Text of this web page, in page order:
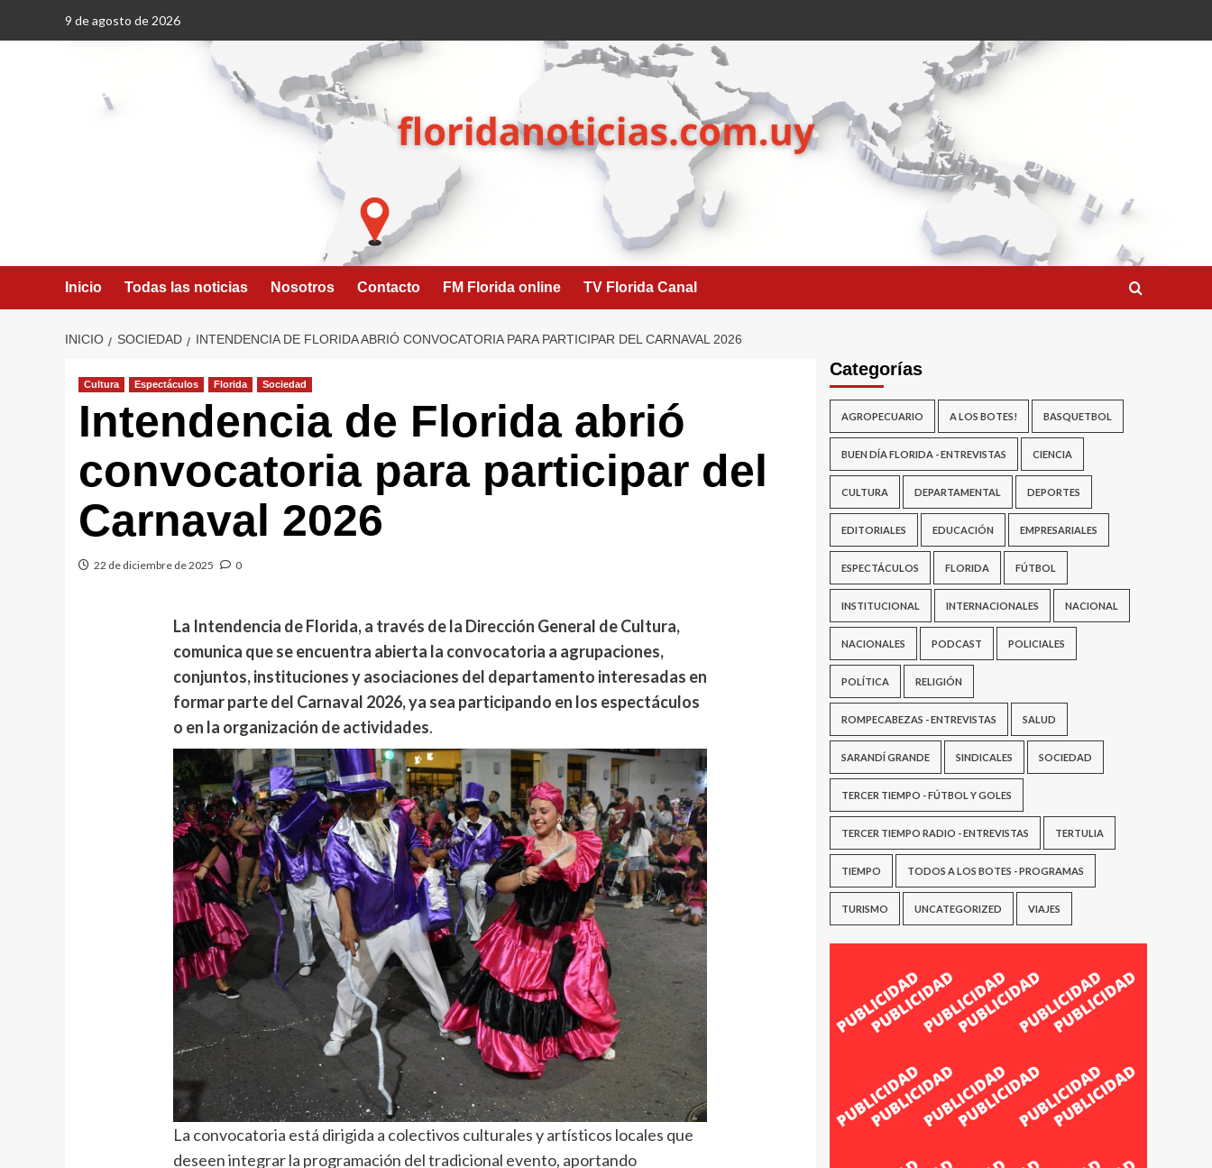
9 de agosto de 2026
Inicio Todas las noticias Nosotros Contacto FM Florida online TV Florida Canal
INICIO SOCIEDAD INTENDENCIA DE FLORIDA ABRIÓ CONVOCATORIA PARA PARTICIPAR DEL CARNAVAL 2026
Cultura Espectáculos Florida Sociedad
Intendencia de Florida abrió
convocatoria para participar del
Carnaval 2026
22 de diciembre de 2025 0
La Intendencia de Florida, a través de la Dirección General de Cultura,
comunica que se encuentra abierta la convocatoria a agrupaciones,
conjuntos, instituciones y asociaciones del departamento interesadas en
formar parte del Carnaval 2026, ya sea participando en los espectáculos
o en la organización de actividades.
La convocatoria está dirigida a colectivos culturales y artísticos locales que
deseen integrar la programación del tradicional evento, aportando
Categorías
AGROPECUARIO A LOS BOTES! BASQUETBOL
BUEN DÍA FLORIDA - ENTREVISTAS CIENCIA
CULTURA DEPARTAMENTAL DEPORTES
EDITORIALES EDUCACIÓN EMPRESARIALES
ESPECTÁCULOS FLORIDA FÚTBOL
INSTITUCIONAL INTERNACIONALES NACIONAL
NACIONALES PODCAST POLICIALES
POLÍTICA RELIGIÓN
ROMPECABEZAS - ENTREVISTAS SALUD
SARANDÍ GRANDE SINDICALES SOCIEDAD
TERCER TIEMPO - FÚTBOL Y GOLES
TERCER TIEMPO RADIO - ENTREVISTAS TERTULIA
TIEMPO TODOS A LOS BOTES - PROGRAMAS
TURISMO UNCATEGORIZED VIAJES